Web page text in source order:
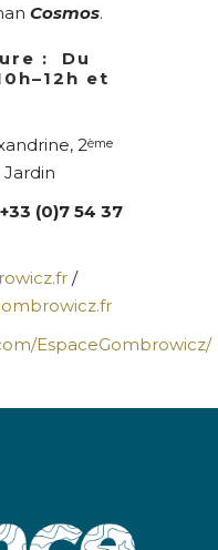
Cosmos.
: Du
et
2ème
(0)7 54 37
/
EspaceGombrowicz/